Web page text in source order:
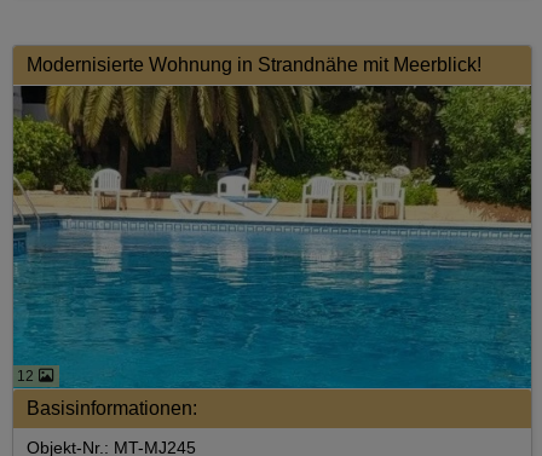
Modernisierte Wohnung in Strandnähe mit Meerblick!
12
Basisinformationen:
Objekt-Nr.: MT-MJ245